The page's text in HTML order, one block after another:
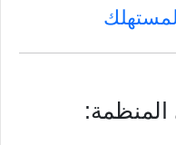
المنظمة: